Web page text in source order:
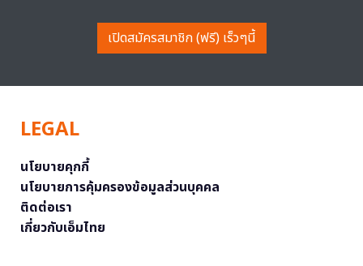
เปิดสมัครสมาชิก (ฟรี) เร็วๆนี้
LEGAL
นโยบายคุกกี้
นโยบายการคุ้มครองข้อมูลส่วนบุคคล
ติดต่อเรา
เกี่ยวกับเอ็มไทย